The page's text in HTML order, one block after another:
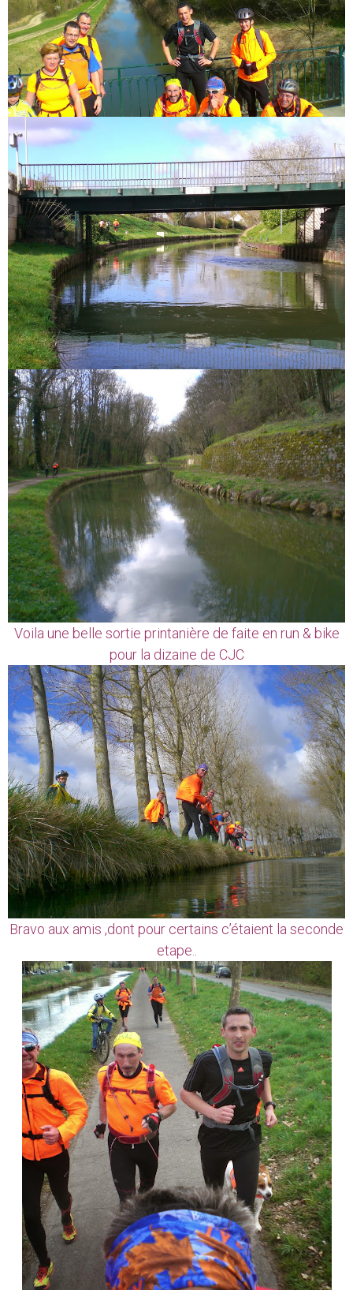
Voila une belle sortie printanière de faite en run & bike
pour la dizaine de CJC
Bravo aux amis ,dont pour certains c’étaient la seconde
etape..